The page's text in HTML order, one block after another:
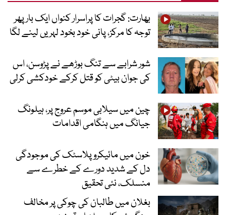
بھارت: گجرات کا پراسرار کنواں ایک بار پھر
توجہ کا مرکز، پانی خود بخود لہریں لینے لگا
شور شرابے سے تنگ بوڑھے نے پڑوسن، اس
کی جوان بیٹی کو قتل کرکے خودکشی کرلی
چین میں سیلابی موسم عروج پر، ہیلونگ
جیانگ میں ہنگامی اقدامات
خون میں مائیکرو پلاسٹک کی موجودگی
دل کے شدید دورے کے خطرے سے
منسلک، نئی تحقیق
بغلان میں طالبان کی چوکی پر مخالف